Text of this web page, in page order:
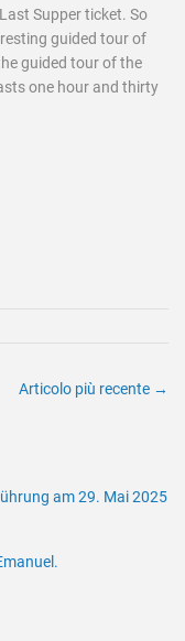
Supper ticket. So
guided tour of
guided tour of the
one hour and thirty
Articolo più recente →
am 29. Mai 2025